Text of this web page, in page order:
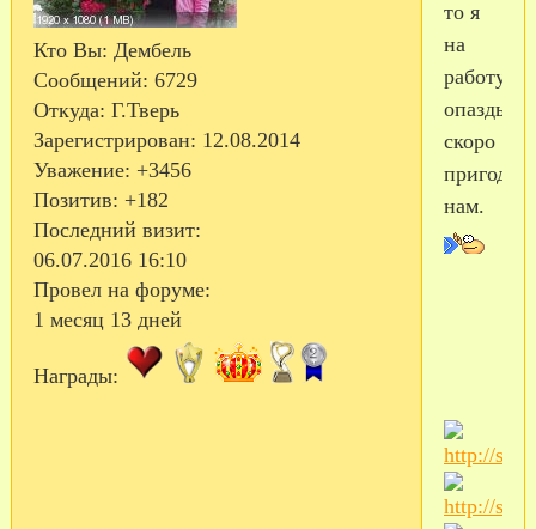
Кто Вы: Дембель
Сообщений: 6729
Откуда: Г.Тверь
Зарегистрирован: 12.08.2014
Уважение: +3456
Позитив: +182
Последний визит:
06.07.2016 16:10
Провел на форуме:
1 месяц 13 дней
Награды:
то я
на
работу
скоро
нам.